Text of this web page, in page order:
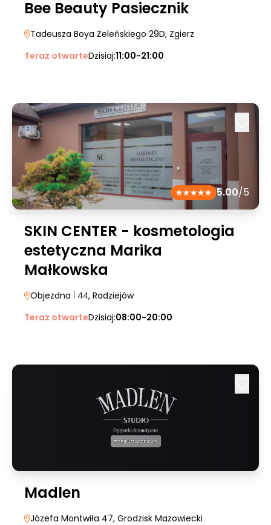
Bee Beauty Pasiecznik
Tadeusza Boya Żeleńskiego 29D, Zgierz
Teraz otwarteDzisiaj:11:00-21:00
5.00/5
SKIN CENTER - kosmetologia
estetyczna Marika
Małkowska
Objezdna | 44, Radziejów
Teraz otwarteDzisiaj:08:00-20:00
Madlen
Józefa Montwiła 47, Grodzisk Mazowiecki